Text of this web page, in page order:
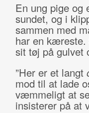
En ung pige og
sundet, og i
sammen med
har en kæreste.
sit tøj på gulvet
”Her er et langt
mod til at lade
væmmeligt at
insisterer på at